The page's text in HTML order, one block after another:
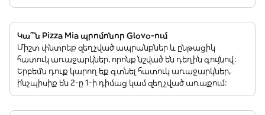
Կա՞ն Pizza Mia պրոմոնոր Glovo-ում
Միշտ փնտրեք զեղչված ապրանքներ և ընթացիկ
հատուկ առաջարկներ, որոնք նշված են դեղին գույնով:
Երբեմն դուք կարող եք գտնել հատուկ առաջարկներ,
ինչպիսիք են 2-ը 1-ի դիմաց կամ զեղչված առաքում: